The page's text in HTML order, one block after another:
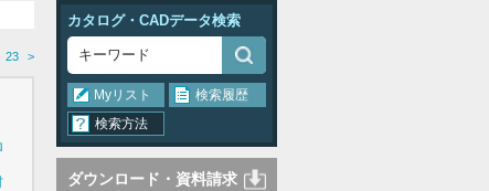
23 >
カタログ・CADデータ検索
Myリスト
検索履歴
検索方法
ダウンロード・資料請求